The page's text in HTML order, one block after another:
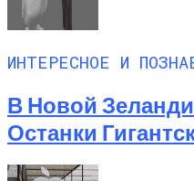
ИНТЕРЕСНОЕ И
В Новой
Останки